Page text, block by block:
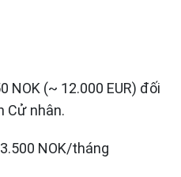
NOK (~ 12.000 EUR) đối
Cử nhân.
NOK/tháng